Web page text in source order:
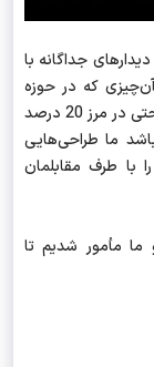
جداگانه با
که در حوزه
هسته‌ای دنبالش بوده‌ایم رسیدیم و الان می‌توانیم حتی در مرز 20 درصد
ما طراحی‌هایی
با طرف مقابلمان
ما مأمور شدیم تا